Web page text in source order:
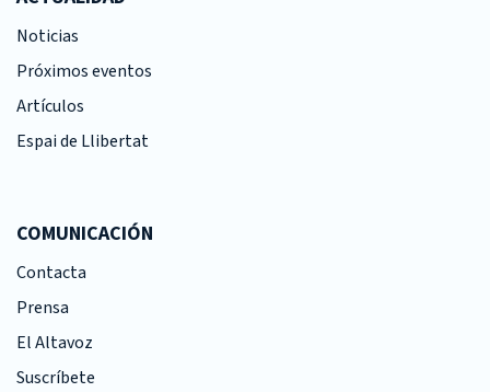
Noticias
Próximos eventos
Artículos
Espai de Llibertat
COMUNICACIÓN
Contacta
Prensa
El Altavoz
Suscríbete